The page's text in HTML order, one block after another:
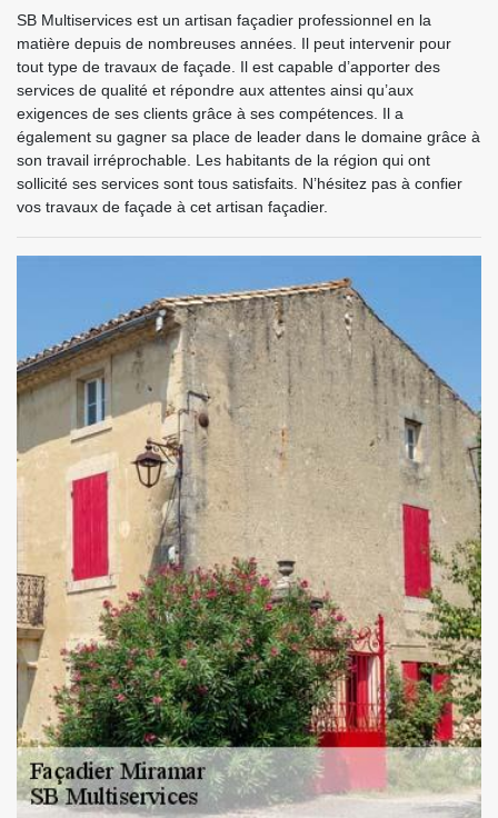
SB Multiservices est un artisan façadier professionnel en la
matière depuis de nombreuses années. Il peut intervenir pour
tout type de travaux de façade. Il est capable d’apporter des
services de qualité et répondre aux attentes ainsi qu’aux
exigences de ses clients grâce à ses compétences. Il a
également su gagner sa place de leader dans le domaine grâce à
son travail irréprochable. Les habitants de la région qui ont
sollicité ses services sont tous satisfaits. N’hésitez pas à confier
vos travaux de façade à cet artisan façadier.